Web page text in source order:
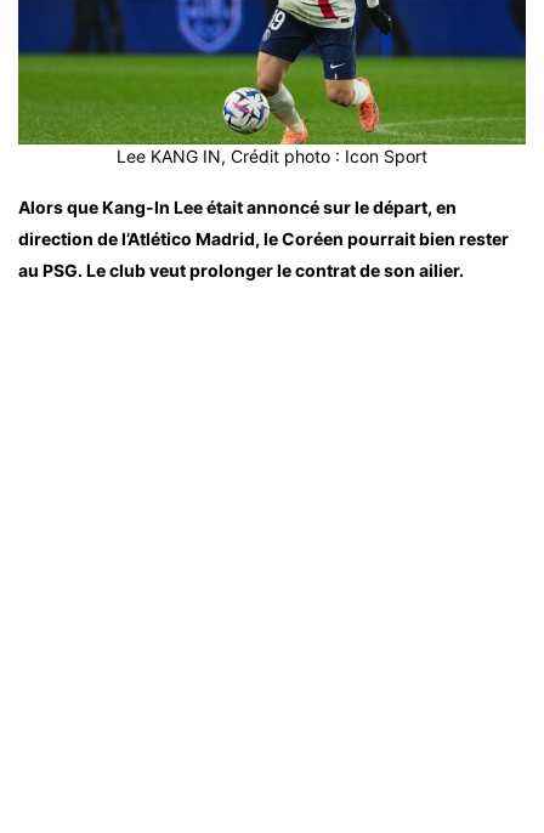
Lee KANG IN, Crédit photo : Icon Sport
Alors que Kang-In Lee était annoncé sur le départ, en
direction de l’Atlético Madrid, le Coréen pourrait bien rester
au PSG. Le club veut prolonger le contrat de son ailier.